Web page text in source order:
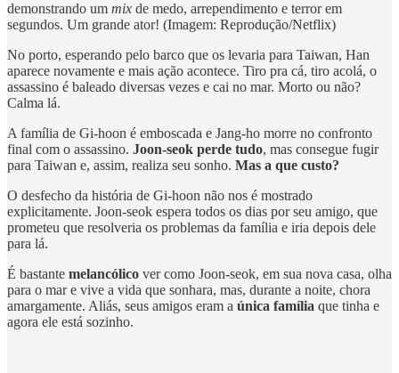
demonstrando um mix de medo, arrependimento e terror em
segundos. Um grande ator! (Imagem: Reprodução/Netflix)
No porto, esperando pelo barco que os levaria para Taiwan, Han
aparece novamente e mais ação acontece. Tiro pra cá, tiro acolá, o
assassino é baleado diversas vezes e cai no mar. Morto ou não?
Calma lá.
A família de Gi-hoon é emboscada e Jang-ho morre no confronto
final com o assassino. Joon-seok perde tudo, mas consegue fugir
para Taiwan e, assim, realiza seu sonho. Mas a que custo?
O desfecho da história de Gi-hoon não nos é mostrado
explicitamente. Joon-seok espera todos os dias por seu amigo, que
prometeu que resolveria os problemas da família e iria depois dele
para lá.
É bastante melancólico ver como Joon-seok, em sua nova casa, olha
para o mar e vive a vida que sonhara, mas, durante a noite, chora
amargamente. Aliás, seus amigos eram a única família que tinha e
agora ele está sozinho.